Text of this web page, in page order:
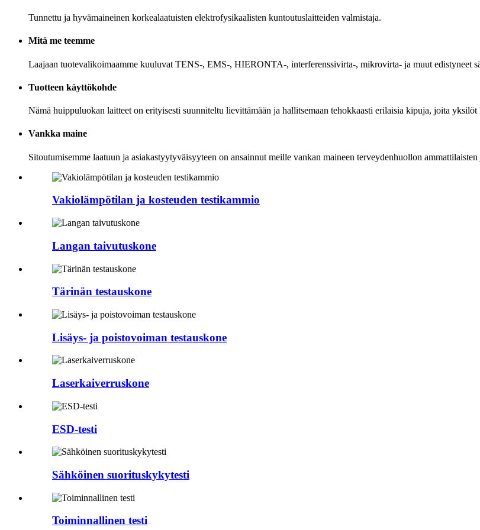
Tunnettu ja hyvämaineinen korkealaatuisten elektrofysikaalisten kuntoutuslaitteiden valmistaja.
Mitä me teemme
Laajaan tuotevalikoimaamme kuuluvat TENS-, EMS-, HIERONTA-, interferenssivirta-, mikrovirta- ja muut edistyneet
Tuotteen käyttökohde
Nämä huippuluokan laitteet on erityisesti suunniteltu lievittämään ja hallitsemaan tehokkaasti erilaisia ​​kipuja, joita yksilöt
Vankka maine
Sitoutumisemme laatuun ja asiakastyytyväisyyteen on ansainnut meille vankan maineen terveydenhuollon
Vakiolämpötilan ja kosteuden testikammio
Langan taivutuskone
Tärinän testauskone
Lisäys- ja poistovoiman testauskone
Laserkaiverruskone
ESD-testi
Sähköinen suorituskykytesti
Toiminnallinen testi